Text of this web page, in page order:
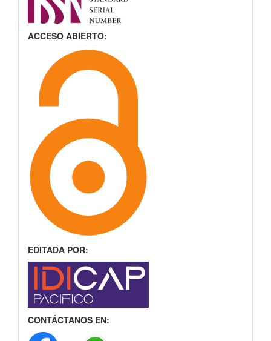
ACCESO ABIERTO:
EDITADA POR:
CONTÁCTANOS EN: